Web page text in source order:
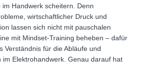
Handwerk scheitern. Denn
wirtschaftlicher Druck und
lassen sich nicht mit pauschalen
mit Mindset-Training beheben – dafür
Verständnis für die Abläufe und
im Elektrohandwerk. Genau darauf hat